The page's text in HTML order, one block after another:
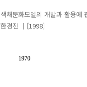
색채문화모델의 개발과 활용에
한경진
[1998]
1970